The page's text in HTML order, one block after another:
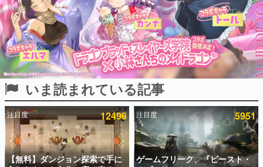
アプリセール情報
インタビュー
連載・特集一覧
殿堂入り記事
SNS拡散数が数千以上！ ページビュー数万以上！ などな
ど。多くの人々に読まれた、電ファミ渾身の“殿堂入り”記
事をまとめました。
ゲームの企画書
名作ゲームクリエイターの方々に製作時のエピソードをお
聞きし、ヒットする企画（ゲーム）とは何か？を探ってい
きます。
いま読まれている記事
注目度 12496
【無料】ダンジョン探索で手に
注目度 5951
ゲームフリーク、『ビースト・